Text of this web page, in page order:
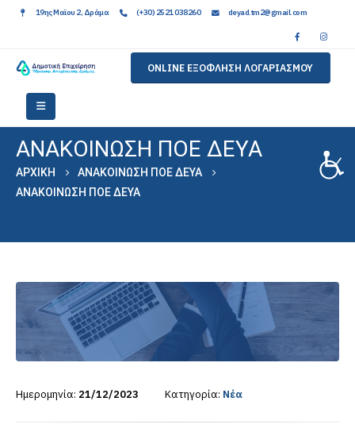
19ης Μαϊου 2, Δράμα (+30) 2521 038260 deyad.tm2@gmail.com
ONLINE ΕΞΟΦΛΗΣΗ ΛΟΓΑΡΙΑΣΜΟΥ
ΑΝΑΚΟΙΝΩΣΗ ΠΟΕ ΔΕΥΑ
ΑΡΧΙΚΉ
ΑΝΑΚΟΙΝΩΣΗ ΠΟΕ ΔΕΥΑ
ΑΝΑΚΟΙΝΩΣΗ ΠΟΕ ΔΕΥΑ
Ημερομηνία: 21/12/2023 Κατηγορία: Νέα